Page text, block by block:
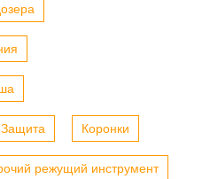
Защита Коронки
режущий инструмент